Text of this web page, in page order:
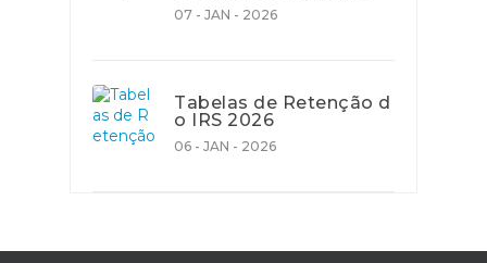
07 - JAN - 2026
Tabelas de Retenção d
o IRS 2026
06 - JAN - 2026